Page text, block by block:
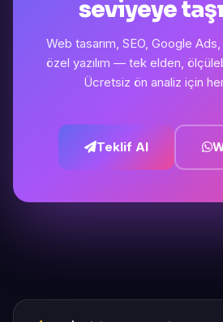
seviyeye
Web tasarım, SEO, Google
özel yazılım — tek elden,
Ücretsiz ön analiz için
Teklif Al